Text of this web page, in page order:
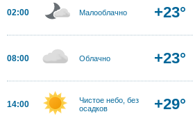
02:00 Малооблачно +23°
08:00 Облачно +23°
14:00
Чистое небо, без
осадков
+29°